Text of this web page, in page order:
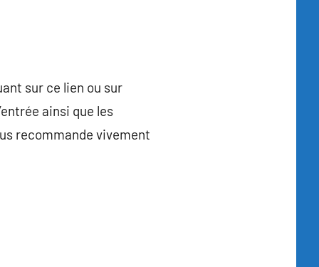
sur ce lien ou sur
ainsi que les
recommande vivement